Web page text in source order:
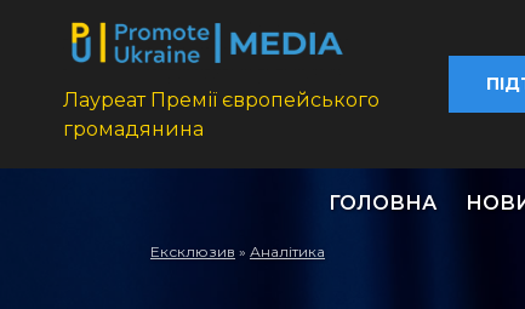
Лауреат Премії європейського
громадянина
ГОЛОВНА
Ексклюзив » Аналітика